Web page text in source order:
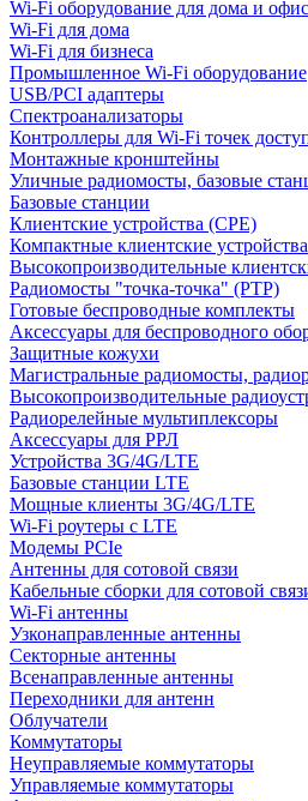
Wi-Fi оборудование для дома и
Wi-Fi для дома
Wi-Fi для бизнеса
Промышленное Wi-Fi оборудование
USB/PCI адаптеры
Cпектроанализаторы
Контроллеры для Wi-Fi точек
Монтажные кронштейны
Уличные радиомосты, базовые
Базовые станции
Клиентские устройства (CPE)
Компактные клиентские устройства
Высокопроизводительные
Радиомосты "точка-точка" (PTP)
Готовые беспроводные комплекты
Аксессуары для беспроводного
Защитные кожухи
Магистральные радиомосты,
Высокопроизводительные
Радиорелейные мультиплексоры
Аксессуары для РРЛ
Устройства 3G/4G/LTE
Базовые станции LTE
Мощные клиенты 3G/4G/LTE
Wi-Fi роутеры с LTE
Модемы PCIe
Антенны для сотовой связи
Кабельные сборки для сотовой
Wi-Fi антенны
Узконаправленные антенны
Секторные антенны
Всенаправленные антенны
Переходники для антенн
Облучатели
Коммутаторы
Неуправляемые коммутаторы
Управляемые коммутаторы